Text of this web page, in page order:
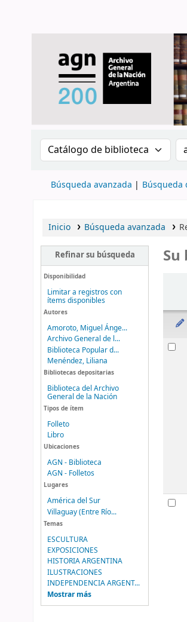
Buscar en el catálogo por:
Búsqueda avanzada Búsqueda
Inicio Búsqueda avanzada
Refinar su búsqueda
Disponibilidad
Limitar a registros con
ítems disponibles
Autores
Amoroto, Miguel Ánge...
Archivo General de l...
Biblioteca Popular d...
Menéndez, Liliana
Bibliotecas depositarias
Biblioteca del Archivo
General de la Nación
Tipos de ítem
Folleto
Libro
Ubicaciones
AGN - Biblioteca
AGN - Folletos
Lugares
América del Sur
Villaguay (Entre Río...
Temas
ESCULTURA
EXPOSICIONES
HISTORIA ARGENTINA
ILUSTRACIONES
INDEPENDENCIA ARGENT...
Mostrar más